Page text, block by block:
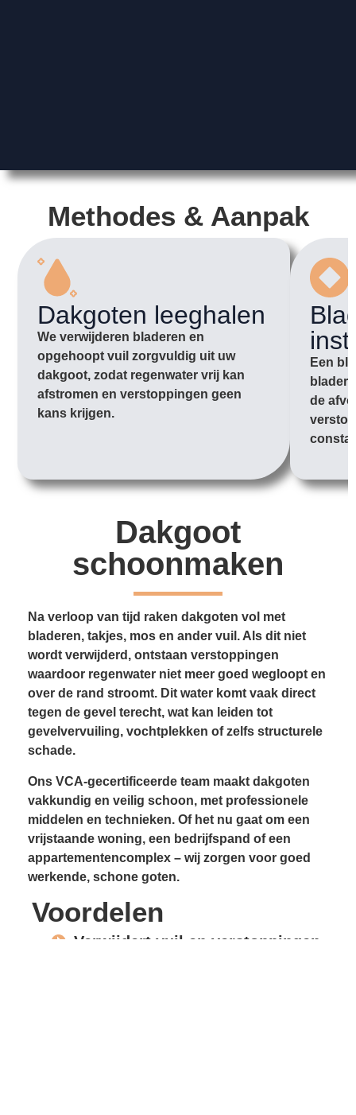
Methodes & Aanpak
Dakgoten leeghalen
We verwijderen bladeren en
opgehoopt vuil zorgvuldig uit uw
dakgoot, zodat regenwater vrij kan
afstromen en verstoppingen geen
kans krijgen.
Een
de
Dakgoot
schoonmaken
Na verloop van tijd raken dakgoten vol met
bladeren, takjes, mos en ander vuil. Als dit niet
wordt verwijderd, ontstaan verstoppingen
waardoor regenwater niet meer goed wegloopt en
over de rand stroomt. Dit water komt vaak direct
tegen de gevel terecht, wat kan leiden tot
gevelvervuiling, vochtplekken of zelfs structurele
schade.
Ons VCA-gecertificeerde team maakt dakgoten
vakkundig en veilig schoon, met professionele
middelen en technieken. Of het nu gaat om een
vrijstaande woning, een bedrijfspand of een
appartementencomplex – wij zorgen voor goed
werkende, schone goten.
Voordelen
Verwijdert vuil en verstoppingen